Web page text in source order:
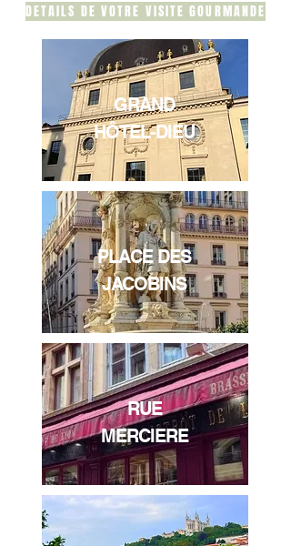
DETAILS DE VOTRE VISITE GOURMANDE
GRAND
HÔTEL-DIEU
PLACE DES
JACOBINS
RUE
MERCIERE